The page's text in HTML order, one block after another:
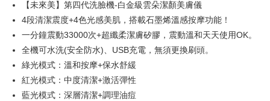
グでお支払いください。
代金納付期限は最短で 14 日以内ですので、ご注意ください。AFTEE アプ
リをダウンロードして AFTEE 会員になるとお支払い期限を最長 45 日以内
まで延長できます。
とに計算されます。AFTEEで注文すると、商品を受け取るまで支払い期限
を延長できますが、商品を期限内に受け取れない場合があります（例：予
配送毎にNT$100、NT$600以上で送料無料
萊爾富取貨付款
配送毎にNT$100、NT$600以上で送料無料
配送毎にNT$100、NT$600以上で送料無料
【未來美】第四代洗臉機-白金級雲朵潔顏美膚儀
4段清潔震度+4色光感美肌，搭載石墨烯溫感按摩功能！
一分鐘震動33000次+超纖柔潔膚矽膠，震動溫和天天使用OK。
全機可水洗(安全防水)、USB充電，無須更換刷頭。
綠光模式：溫和按摩+保水舒緩
紅光模式：中度清潔+激活彈性
藍光模式：深層清潔+調理油痘